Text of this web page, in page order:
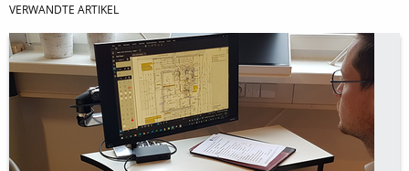
VERWANDTE ARTIKEL